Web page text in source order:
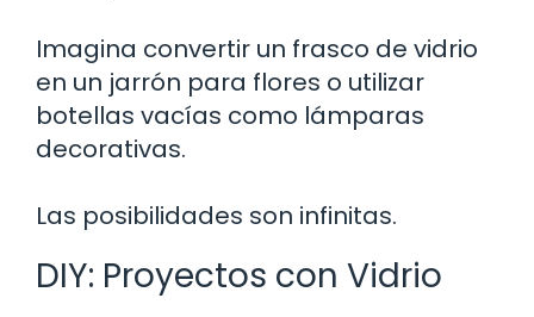
Imagina convertir un frasco de vidrio
en un jarrón para flores o utilizar
botellas vacías como lámparas
decorativas.
Las posibilidades son infinitas.
DIY: Proyectos con Vidrio